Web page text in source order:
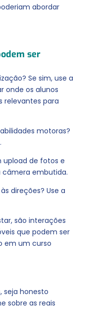
abordar
ser
Se sim, use a
onde os alunos
relevantes para
motoras?
upload de fotos e
câmera embutida.
direções? Use a
são interações
que podem ser
em um curso
seja honesto
sobre as reais